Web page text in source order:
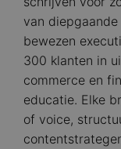
van
bewezen
300 klanten in
commerce en
educatie. Elke
of voice,